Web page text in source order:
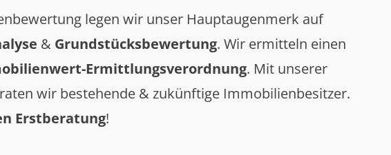
legen wir unser Hauptaugenmerk auf
& Grundstücksbewertung. Wir ermitteln einen
Ermittlungsverordnung. Mit unserer
wir bestehende & zukünftige Immobilienbesitzer.
Erstberatung!